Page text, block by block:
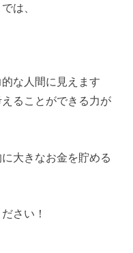
は、
な人間に見えます
ることができる力が
大きなお金を貯める
さい！